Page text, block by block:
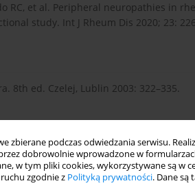
zbierane podczas odwiedzania serwisu.
dobrowolnie wprowadzone w
w tym pliki cookies, wykorzystywane są w
zgodnie z Polityką prywatności. Dane są
RC, et al. Peripheral neuropathies in
study. Int J Rheum Dis 2020; 23:
8th ed. Czelej, Lublin 2003: 322–335.
Guillain-Barré syndrome in a
226634, DOI: 10.1136/bcr-2018-226634.